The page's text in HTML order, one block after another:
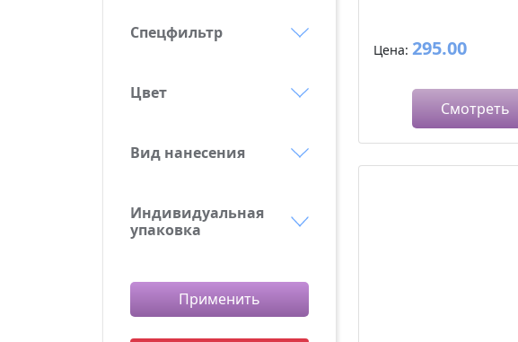
парафин
Спецфильтр
Цвет
красный
синий
Вид нанесения
Цифровой офсет
Индивидуальная
упаковка
Пакет
Применить
Цена: 295.00
Смотреть